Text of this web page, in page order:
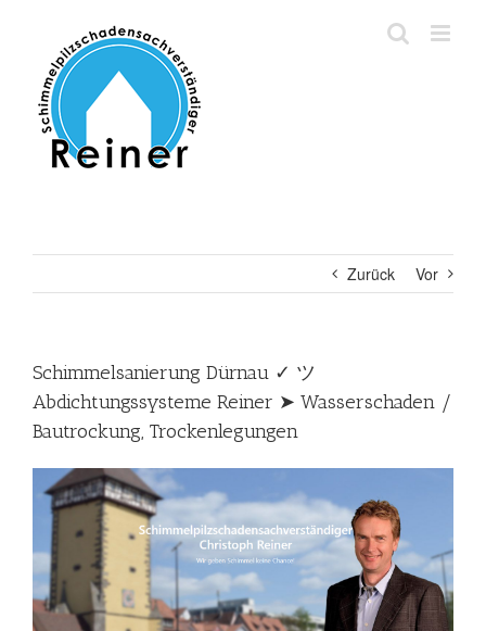
springen
Zurück Vor
Schimmelsanierung Dürnau ✓ ツ
Abdichtungssysteme Reiner ➤ Wasserschaden /
Bautrockung, Trockenlegungen